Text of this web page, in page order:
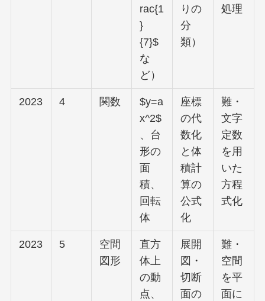
rac{1
}
{7}$
な
ど）
りの
分
類）
処理
2023 4 関数
$y=a
x^2$
、台
形の
面
積、
回転
体
座標
の代
数化
と体
積計
算の
公式
化
難・
文字
定数
を用
いた
方程
式化
2023 5
空間
図形
直方
体上
の動
点、
展開
図・
切断
面の
難・
空間
を平
面に